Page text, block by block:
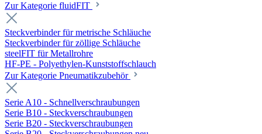
Zur Kategorie fluidFIT
Steckverbinder für metrische Schläuche
Steckverbinder für zöllige Schläuche
steelFIT für Metallrohre
HF-PE - Polyethylen-Kunststoffschlauch
Zur Kategorie Pneumatikzubehör
Serie A10 - Schnellverschraubungen
Serie B10 - Steckverschraubungen
Serie B20 - Steckverschraubungen